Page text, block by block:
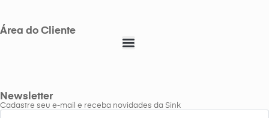
Área do Cliente
Newsletter
Cadastre seu e-mail e receba novidades da Sink